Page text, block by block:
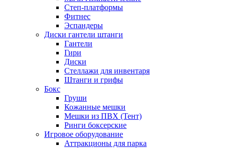
Степ-платформы
Фитнес
Эспандеры
Диски гантели штанги
Гантели
Гири
Диски
Стеллажи для инвентаря
Штанги и грифы
Бокс
Груши
Кожанные мешки
Мешки из ПВХ (Тент)
Ринги боксерские
Игровое оборудование
Аттракционы для парка